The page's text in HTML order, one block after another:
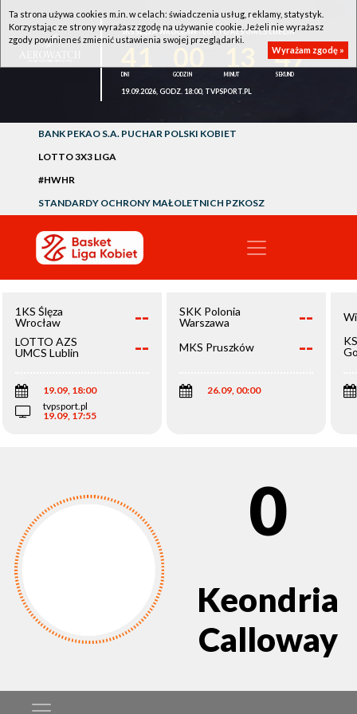
1KS ŚLĘZA WROCŁAW - LOTTO AZS UMCS LUBLIN
46
19.09.2026, GODZ. 18:00, TVPSPORT.PL
BANK PEKAO S.A. PUCHAR POLSKI KOBIET
LOTTO 3X3 LIGA
#HWHR
STANDARDY OCHRONY MAŁOLETNICH PZKOSZ
1KS Ślęza
Wrocław
--
LOTTO AZS
UMCS Lublin
--
19.09, 18:00
tvpsport.pl
19.09, 17:55
SKK Polonia
Warszawa
--
MKS Pruszków --
26.09, 00:00
0
Keondria
Calloway
Ta strona używa cookies m.in. w celach: świadczenia usług, reklamy, statystyk.
Korzystając ze strony wyrażasz zgodę na używanie cookie. Jeżeli nie wyrażasz
zgody powinieneś zmienić ustawienia swojej przeglądarki.
Wyrażam zgodę »